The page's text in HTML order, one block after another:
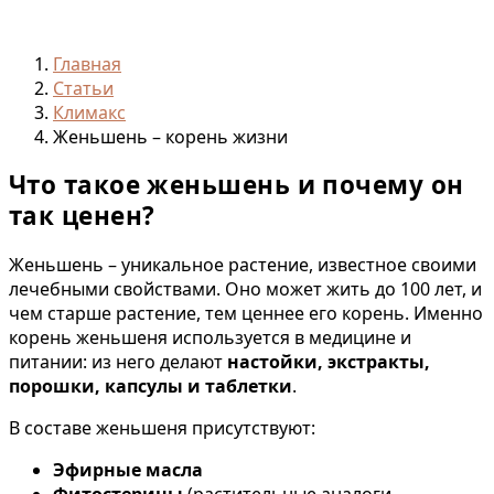
Главная
Статьи
Климакс
Женьшень – корень жизни
Что такое женьшень и почему он
так ценен?
Женьшень – уникальное растение, известное своими
лечебными свойствами. Оно может жить до 100 лет, и
чем старше растение, тем ценнее его корень. Именно
корень женьшеня используется в медицине и
питании: из него делают настойки, экстракты,
порошки, капсулы и таблетки.
В составе женьшеня присутствуют:
Эфирные масла